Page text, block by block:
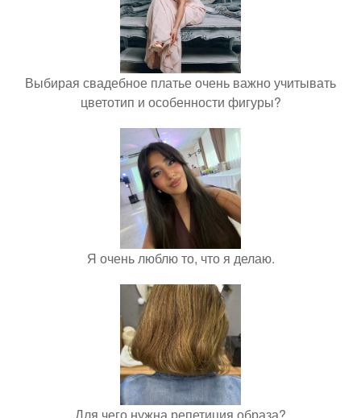
Выбирая свадебное платье очень важно учитывать
цветотип и особенности фигуры?
Я очень люблю то, что я делаю.
Для чего нужна репетиция образа?